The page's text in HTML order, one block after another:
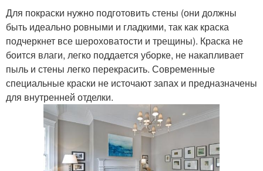
Для покраски нужно подготовить стены (они должны
быть идеально ровными и гладкими, так как краска
подчеркнет все шероховатости и трещины). Краска не
боится влаги, легко поддается уборке, не накапливает
пыль и стены легко перекрасить. Современные
специальные краски не источают запах и предназначены
для внутренней отделки.